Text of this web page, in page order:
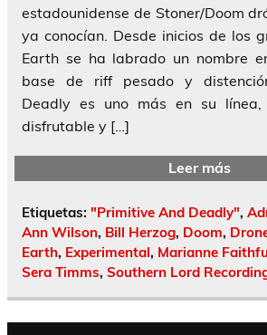
estadounidense de Stoner/Doom
ya conocían. Desde inicios de los
Earth se ha labrado un nombre
base de riff pesado y
Deadly es uno más en su
disfrutable y […]
Leer más
Etiquetas: "Primitive And Deadly",
Ann Wilson, Bill Herzog, Doom,
Earth, Experimental, Marianne
Sera Timms, Southern Lord